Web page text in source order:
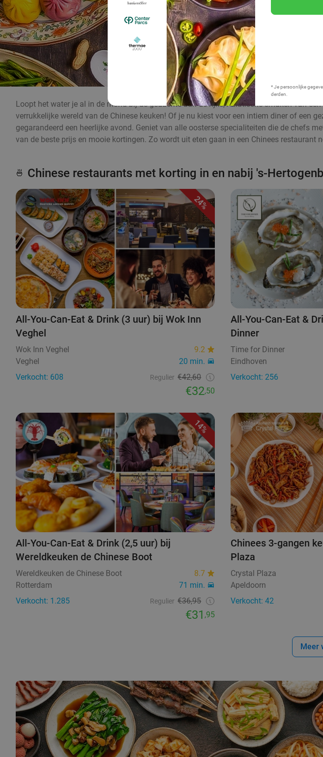
* Je persoonlijke
derden.
Loopt het water je al in de mond bij de gedachte aan de rijke, Aziatische smaken van
verrukkelijke wereld van de Chinese keuken! Of je nu kiest voor een intiem diner of een
gegarandeerd een heerlijke avond. Geniet van alle oosterse specialiteiten die de chefs
van de beste prijs en mooie kortingen. Zo wordt uit eten gaan in een Chinees
🍜 Chinese restaurants met korting in en nabij 's-
24%
All-You-Can-Eat & Drink (3 uur) bij Wok Inn
Veghel
Wok Inn Veghel
9.2
Veghel
20 min.
Verkocht: 608
Regulier €42,60
€32,50
All-You-Can-Eat &
Dinner
Time for Dinner
Eindhoven
Verkocht: 256
14%
All-You-Can-Eat & Drink (2,5 uur) bij
Wereldkeuken de Chinese Boot
Wereldkeuken de Chinese Boot
8.7
Rotterdam
71 min.
Verkocht: 1.285
Regulier €36,95
€31,95
Chinees 3-gangen
Plaza
Crystal Plaza
Apeldoorn
Verkocht: 42
Meer